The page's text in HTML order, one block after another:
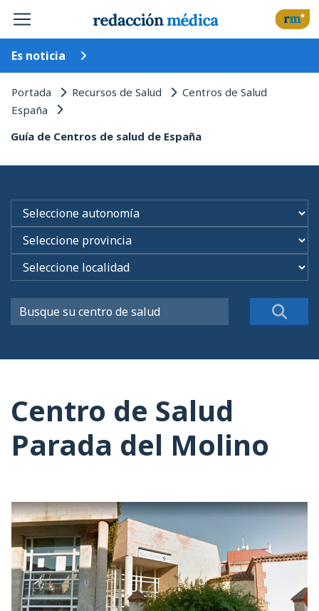
Es noticia
Portada Recursos de Salud Centros de Salud
España
Guía de Centros de salud de España
Centro de Salud
Parada del Molino